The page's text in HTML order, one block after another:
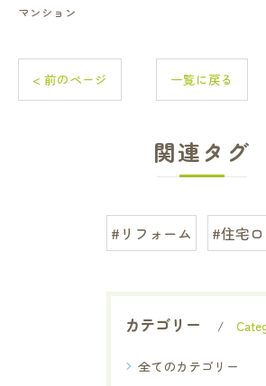
マンション
< 前のページ 一覧に戻る
関連タグ
#リフォーム #住宅
カテゴリー
全てのカテゴリー